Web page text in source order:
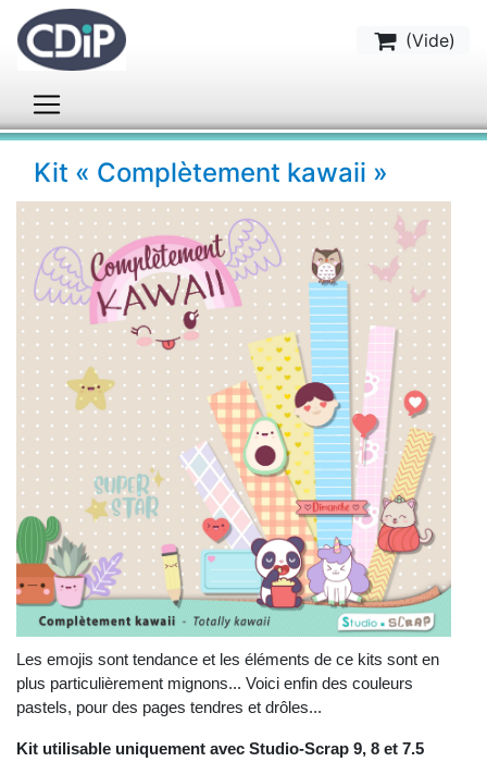
(Vide)
Kit « Complètement kawaii »
Les emojis sont tendance et les éléments de ce kits sont en
plus particulièrement mignons... Voici enfin des couleurs
pastels, pour des pages tendres et drôles...
Kit utilisable uniquement avec Studio-Scrap 9, 8 et 7.5